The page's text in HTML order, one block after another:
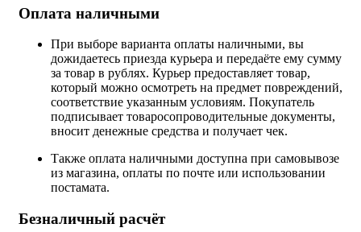
Оплата наличными
При выборе варианта оплаты наличными, вы
дожидаетесь приезда курьера и передаёте ему сумму
за товар в рублях. Курьер предоставляет товар,
который можно осмотреть на предмет повреждений,
соответствие указанным условиям. Покупатель
подписывает товаросопроводительные документы,
вносит денежные средства и получает чек.
Также оплата наличными доступна при самовывозе
из магазина, оплаты по почте или использовании
постамата.
Безналичный расчёт